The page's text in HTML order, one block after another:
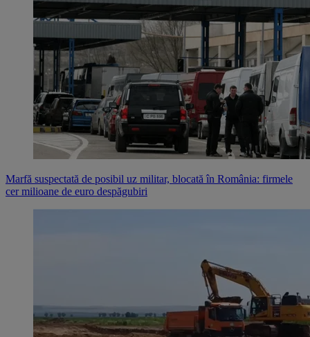
Marfă suspectată de posibil uz militar, blocată în România: firmele
cer milioane de euro despăgubiri